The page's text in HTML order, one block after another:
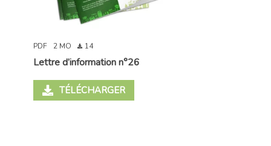
PDF 2 MO 14
Lettre d’information n°26
TÉLÉCHARGER